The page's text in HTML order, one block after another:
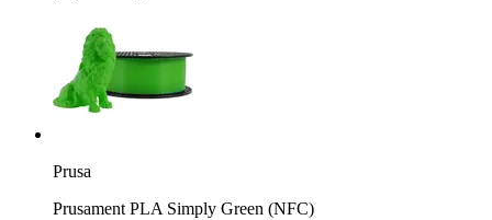
Prusa
Prusament PLA Simply Green (NFC)